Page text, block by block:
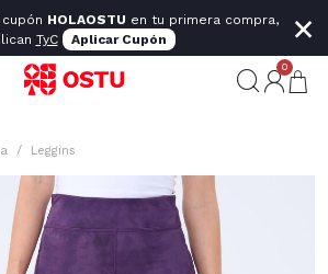
HOLAOSTU en tu primera compra,
TyC Aplicar Cupón ×
0
Leggins